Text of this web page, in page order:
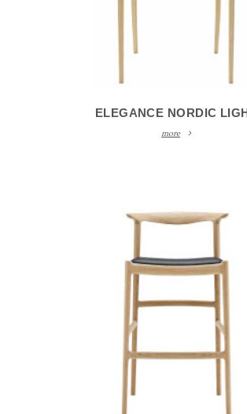
ELEGANCE NORDIC
more